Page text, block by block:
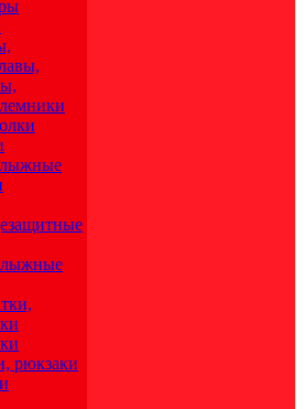
рюкзаки